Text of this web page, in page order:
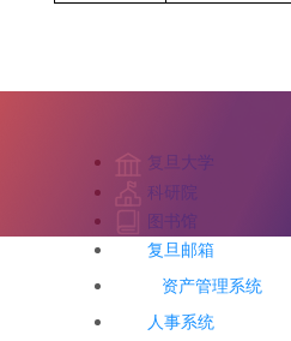
复旦大学
科研院
图书馆
复旦邮箱
资产管理系统
人事系统